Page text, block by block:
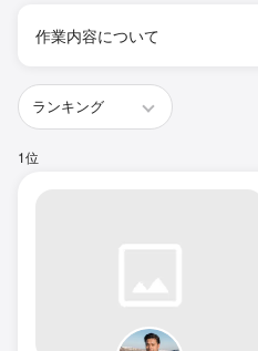
作業内容について
1位